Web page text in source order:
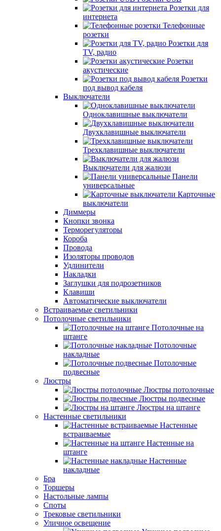
Розетки для
интернета
Телефонные
розетки
Розетки для
TV, радио
Розетки
акустические
Розетки
под вывод кабеля
Выключатели
Одноклавишные выключатели
Двухклавишные выключатели
Трехклавишные выключатели
Выключатели для жалюзи
Панели
универсальные
Карточные
выключатели
Диммеры
Кнопки звонка
Терморегуляторы
Короба
Провода
Изоляторы проводов
Удлинители
Накладки
Заглушки для подрозетников
Клавиши
Автоматические выключатели
Встраиваемые светильники
Потолочные светильники
Потолочные на
штанге
Потолочные
накладные
Потолочные
подвесные
Люстры
Люстры потолочные
Люстры подвесные
Люстры на штанге
Настенные светильники
Настенные
встраиваемые
Настенные на
штанге
Настенные
накладные
Бра
Торшеры
Настольные лампы
Споты
Трековые светильники
Уличное освещение